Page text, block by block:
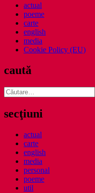
actual
poeme
carte
english
media
Cookie Policy (EU)
caută
Caută
după:
secţiuni
actual
carte
english
media
personal
poeme
util